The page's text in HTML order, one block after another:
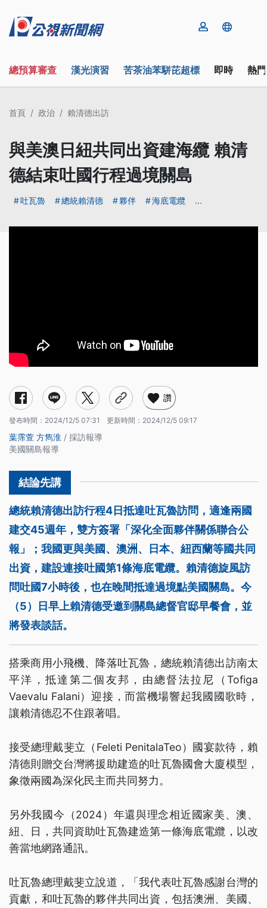
總預算審查 漢光演習 苦茶油苯駢芘超標 即時 熱
首頁 政治 賴清德出訪
與美澳日紐共同出資建海纜 賴清
德結束吐國行程過境關島
吐瓦魯 總統賴清德 夥伴 海底電纜 ...
讚
發布時間： 2024/12/5 07:31 更新時間： 2024/12/5 09:17
葉霈萱 方雋淮 / 採訪報導
美國關島報導
總統賴清德出訪行程4日抵達吐瓦魯訪問，適逢兩國
建交45週年，雙方簽署「深化全面夥伴關係聯合公
報」；我國更與美國、澳洲、日本、紐西蘭等國共同
出資，建設連接吐國第1條海底電纜。賴清德旋風訪
問吐國7小時後，也在晚間抵達過境點美國關島。今
（5）日早上賴清德受邀到關島總督官邸早餐會，並
將發表談話。
搭乘商用小飛機、降落吐瓦魯，總統賴清德出訪南太
平洋，抵達第二個友邦，由總督法拉尼（Tofiga
Vaevalu Falani）迎接，而當機場響起我國國歌時，
讓賴清德忍不住跟著唱。
接受總理戴斐立（Feleti PenitalaTeo）國宴款待，賴
清德則贈交台灣將援助建造的吐瓦魯國會大廈模型，
象徵兩國為深化民主而共同努力。
另外我國今（2024）年還與理念相近國家美、澳、
紐、日，共同資助吐瓦魯建造第一條海底電纜，以改
善當地網路通訊。
吐瓦魯總理戴斐立說道，「我代表吐瓦魯感謝台灣的
貢獻，和吐瓦魯的夥伴共同出資，包括澳洲、美國、